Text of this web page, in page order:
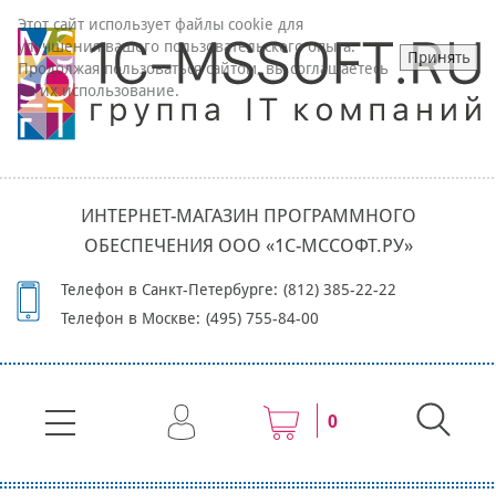
ИНТЕРНЕТ-МАГАЗИН ПРОГРАММНОГО
ОБЕСПЕЧЕНИЯ ООО «1С-МССОФТ.РУ»
Телефон в Санкт-Петербурге: (812) 385-22-22
Телефон в Москве: (495) 755-84-00
0
Этот сайт использует файлы cookie для
улучшения вашего пользовательского опыта.
Продолжая пользоваться сайтом, вы соглашаетесь
на их использование.
Принять